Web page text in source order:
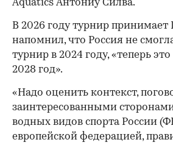
Aquatics Антониу Силва.
В 2026 году турнир
напомнил, что Россия не
турнир в 2024 году, «теперь
2028 год».
«Надо оценить контекст,
заинтересованными
водных видов спорта России
европейской федерацией,